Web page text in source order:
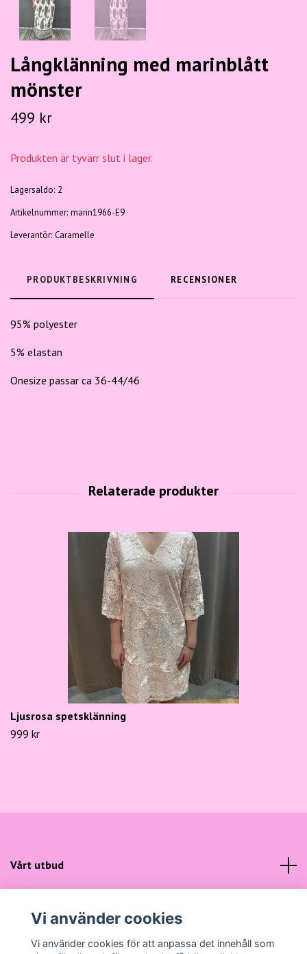
Långklänning med marinblått
mönster
499 kr
Produkten är tyvärr slut i lager.
Lagersaldo: 2
Artikelnummer: marin1966-E9
Leverantör: Caramelle
PRODUKTBESKRIVNING RECENSIONER
95% polyester
5% elastan
Onesize passar ca 36-44/46
Ljusrosa spetsklänning
999 kr
Vårt utbud
Sociala medier
Vi använder cookies
Vi använder cookies för att anpassa det innehåll som